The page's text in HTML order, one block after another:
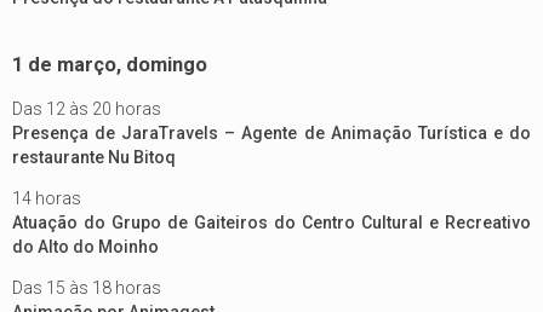
1 de março, domingo
Das 12 às 20 horas
Presença de JaraTravels – Agente de Animação Turística e do
restaurante Nu Bitoq
14 horas
Atuação do Grupo de Gaiteiros do Centro Cultural e Recreativo
do Alto do Moinho
Das 15 às 18 horas